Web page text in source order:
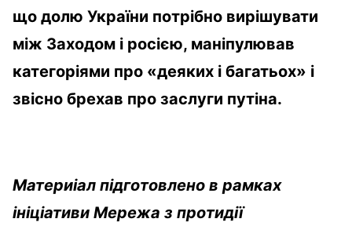
що долю України потрібно вирішувати
між Заходом і росією, маніпулював
категоріями про «деяких і багатьох» і
звісно брехав про заслуги путіна.
Материіал підготовлено в рамках
ініціативи Мережа з протидії